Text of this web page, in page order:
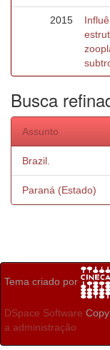
2015
Busca
Assunto
Brazil.
Paraná (Estado)
Tema criado por
DSpace Software
a administração